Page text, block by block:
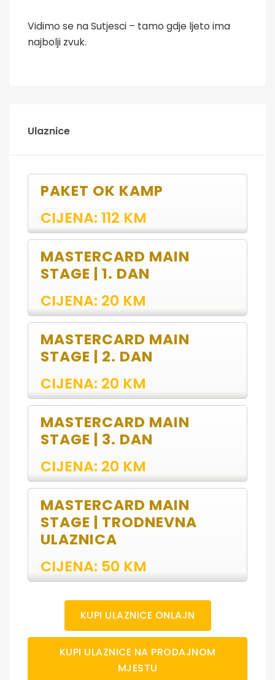
Vidimo se na Sutjesci – tamo gdje ljeto ima
najbolji zvuk.
Ulaznice
PAKET OK KAMP
CIJENA: 112 KM
MASTERCARD MAIN
STAGE | 1. DAN
CIJENA: 20 KM
MASTERCARD MAIN
STAGE | 2. DAN
CIJENA: 20 KM
MASTERCARD MAIN
STAGE | 3. DAN
CIJENA: 20 KM
MASTERCARD MAIN
STAGE | TRODNEVNA
ULAZNICA
CIJENA: 50 KM
KUPI ULAZNICE ONLAJN
KUPI ULAZNICE NA PRODAJNOM
MJESTU